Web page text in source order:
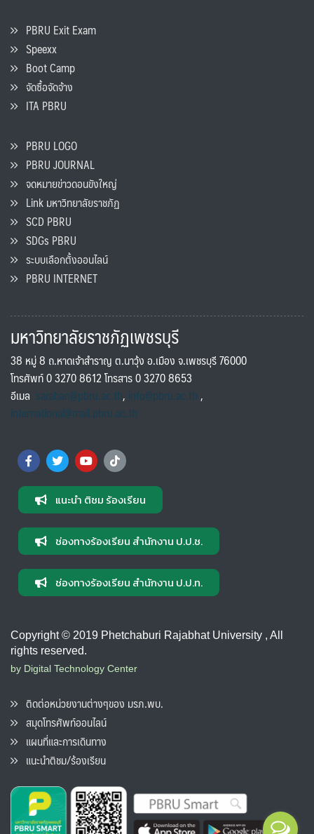
PBRU Exit Exam
Speexx
Boot Camp
จัดซื้อจัดจ้าง
ITA PBRU
PBRU LOGO
PBRU JOURNAL
จดหมายข่าวดอนขังใหญ่
Link มหาวิทยาลัยราชภัฏ
SCD PBRU
SDGs PBRU
ระบบเลือกตั้งออนไลน์
PBRU INTERNET
มหาวิทยาลัยราชภัฏเพชรบุรี
38 หมู่ 8 ถ.หาดเจ้าสำราญ ต.นาวุ้ง อ.เมือง จ.เพชรบุรี 76000
โทรศัพท์ 0 3270 8612 โทรสาร 0 3270 8653
อีเมล saraban@pbru.ac.th, info@pbru.ac.th,
international@mail.pbru.ac.th
แนะนำ ติชม ร้องเรียน
ช่องทางร้องเรียน สำนักงาน ป.ป.ช.
ช่องทางร้องเรียน สำนักงาน ป.ป.ท.
Copyright © 2019 Phetchaburi Rajabhat University , All
rights reserved.
by Digital Technology Center
ติดต่อหน่วยงานต่างๆของ มรภ.พบ.
สมุดโทรศัพท์ออนไลน์
แผนที่และการเดินทาง
แนะนำติชม/ร้องเรียน